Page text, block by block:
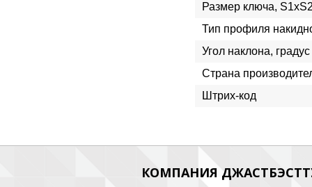
Размер ключа,
Тип профиля
Угол наклона, градус
Страна
Штрих-код
КОМПАНИЯ